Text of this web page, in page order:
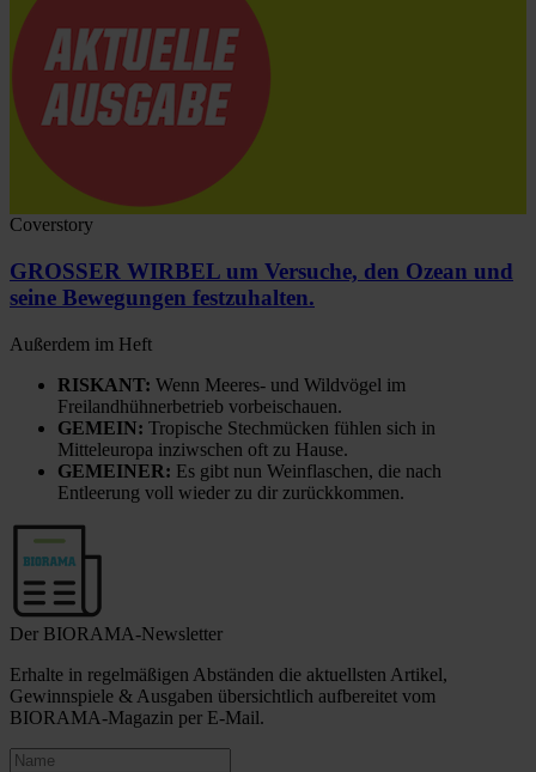
Coverstory
GROSSER WIRBEL um Versuche, den Ozean und
seine Bewegungen festzuhalten.
Außerdem im Heft
RISKANT: Wenn Meeres- und Wildvögel im
Freilandhühnerbetrieb vorbeischauen.
GEMEIN: Tropische Stechmücken fühlen sich in
Mitteleuropa inziwschen oft zu Hause.
GEMEINER: Es gibt nun Weinflaschen, die nach
Entleerung voll wieder zu dir zurückkommen.
Der BIORAMA-Newsletter
Erhalte in regelmäßigen Abständen die aktuellsten Artikel,
Gewinnspiele & Ausgaben übersichtlich aufbereitet vom
BIORAMA-Magazin per E-Mail.